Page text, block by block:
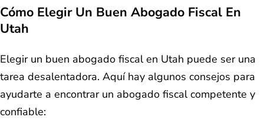
Cómo Elegir Un Buen Abogado Fiscal En
Utah
Elegir un buen abogado fiscal en Utah puede ser una
tarea desalentadora. Aquí hay algunos consejos para
ayudarte a encontrar un abogado fiscal competente y
confiable: